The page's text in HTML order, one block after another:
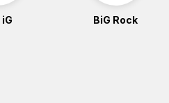
iG BiG Rock